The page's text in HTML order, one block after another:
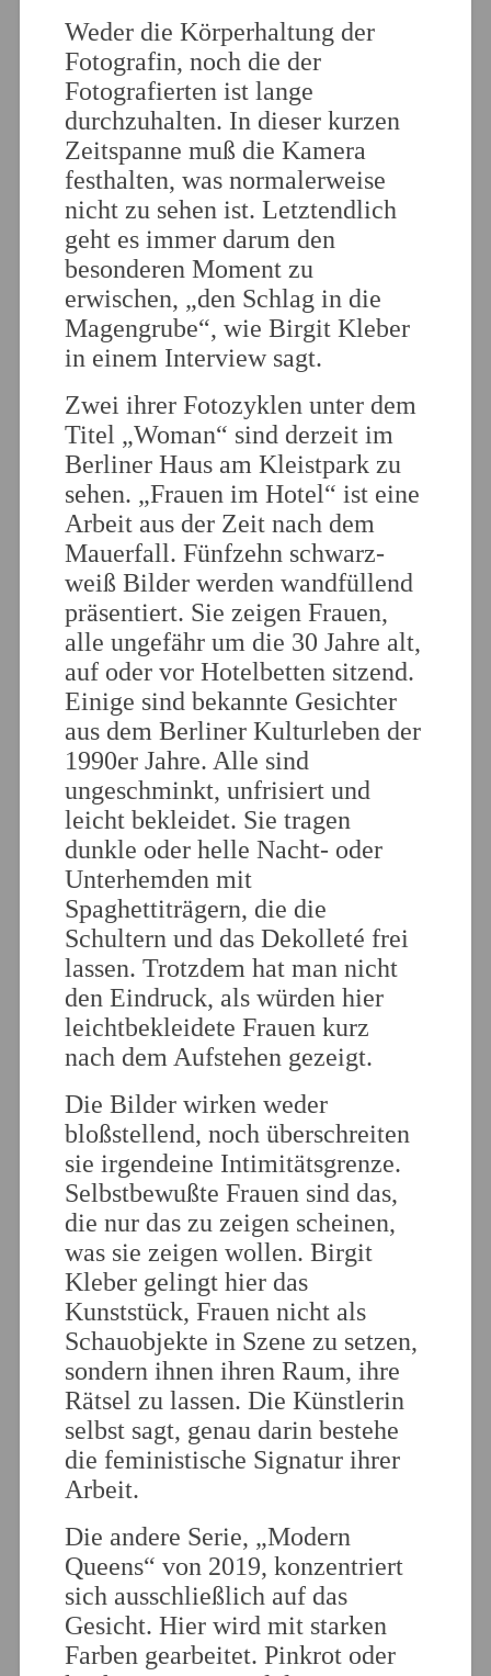
Weder die Körperhaltung der
Fotografin, noch die der
Fotografierten ist lange
durchzuhalten. In dieser kurzen
Zeitspanne muß die Kamera
festhalten, was normalerweise
nicht zu sehen ist. Letztendlich
geht es immer darum den
besonderen Moment zu
erwischen, „den Schlag in die
Magengrube“, wie Birgit Kleber
in einem Interview sagt.
Zwei ihrer Fotozyklen unter dem
Titel „Woman“ sind derzeit im
Berliner Haus am Kleistpark zu
sehen. „Frauen im Hotel“ ist eine
Arbeit aus der Zeit nach dem
Mauerfall. Fünfzehn schwarz-
weiß Bilder werden wandfüllend
präsentiert. Sie zeigen Frauen,
alle ungefähr um die 30 Jahre alt,
auf oder vor Hotelbetten sitzend.
Einige sind bekannte Gesichter
aus dem Berliner Kulturleben der
1990er Jahre. Alle sind
ungeschminkt, unfrisiert und
leicht bekleidet. Sie tragen
dunkle oder helle Nacht- oder
Unterhemden mit
Spaghettiträgern, die die
Schultern und das Dekolleté frei
lassen. Trotzdem hat man nicht
den Eindruck, als würden hier
leichtbekleidete Frauen kurz
nach dem Aufstehen gezeigt.
Die Bilder wirken weder
bloßstellend, noch überschreiten
sie irgendeine Intimitätsgrenze.
Selbstbewußte Frauen sind das,
die nur das zu zeigen scheinen,
was sie zeigen wollen. Birgit
Kleber gelingt hier das
Kunststück, Frauen nicht als
Schauobjekte in Szene zu setzen,
sondern ihnen ihren Raum, ihre
Rätsel zu lassen. Die Künstlerin
selbst sagt, genau darin bestehe
die feministische Signatur ihrer
Arbeit.
Die andere Serie, „Modern
Queens“ von 2019, konzentriert
sich ausschließlich auf das
Gesicht. Hier wird mit starken
Farben gearbeitet. Pinkrot oder